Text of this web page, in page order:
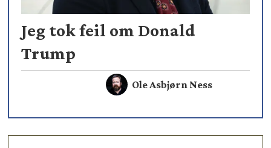
Jeg tok feil om Donald
Trump
Ole Asbjørn Ness